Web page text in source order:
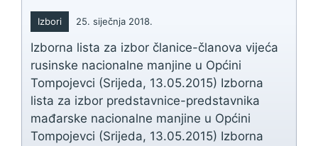
Izbori 25. siječnja 2018.
Izborna lista za izbor članice-članova vijeća
rusinske nacionalne manjine u Općini
Tompojevci (Srijeda, 13.05.2015) Izborna
lista za izbor predstavnice-predstavnika
mađarske nacionalne manjine u Općini
Tompojevci (Srijeda, 13.05.2015) Izborna